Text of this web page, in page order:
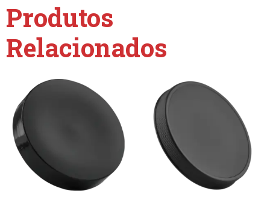
Produtos
Relacionados